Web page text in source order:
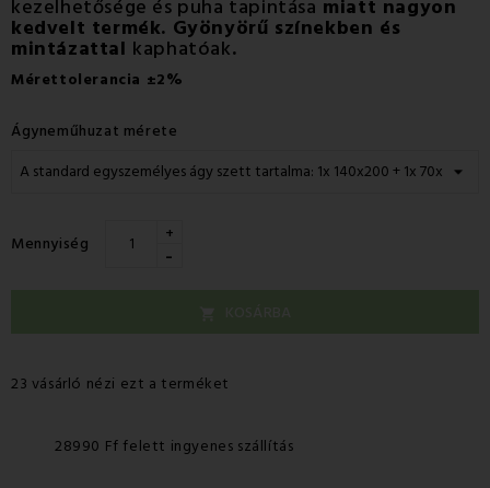
kezelhetősége és puha tapintása miatt nagyon
kedvelt termék. Gyönyörű színekben és
mintázattal kaphatóak.
Mérettolerancia ±2%
Ágyneműhuzat mérete
Mennyiség +
-
23 vásárló nézi ezt a terméket
28990 Ff felett ingyenes szállítás